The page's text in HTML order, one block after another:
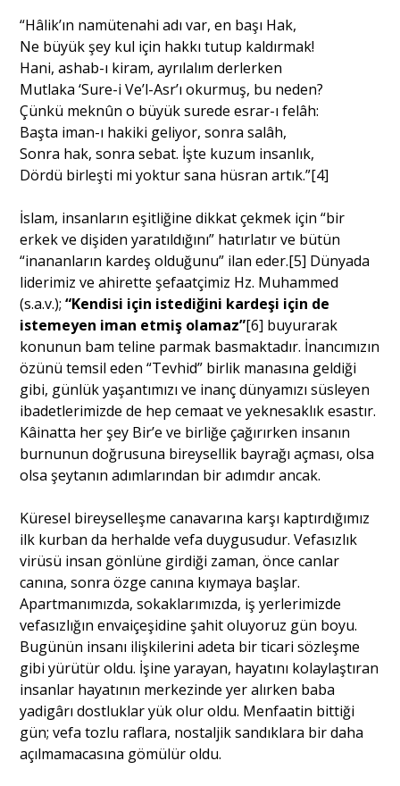
“Hâlik’ın namütenahi adı var, en başı Hak,
Ne büyük şey kul için hakkı tutup kaldırmak!
Hani, ashab-ı kiram, ayrılalım derlerken
Mutlaka ‘Sure-i Ve’l-Asr’ı okurmuş, bu neden?
Çünkü meknûn o büyük surede esrar-ı felâh:
Başta iman-ı hakiki geliyor, sonra salâh,
Sonra hak, sonra sebat. İşte kuzum insanlık,
Dördü birleşti mi yoktur sana hüsran artık.”[4]
İslam, insanların eşitliğine dikkat çekmek için “bir
erkek ve dişiden yaratıldığını” hatırlatır ve bütün
“inananların kardeş olduğunu” ilan eder.[5] Dünyada
liderimiz ve ahirette şefaatçimiz Hz. Muhammed
(s.a.v.);“Kendisi için istediğini kardeşi için de
istemeyen iman etmiş olamaz”[6] buyurarak
konunun bam teline parmak basmaktadır. İnancımızın
özünü temsil eden “Tevhid” birlik manasına geldiği
gibi, günlük yaşantımızı ve inanç dünyamızı süsleyen
ibadetlerimizde de hep cemaat ve yeknesaklık esastır.
Kâinatta her şey Bir’e ve birliğe çağırırken insanın
burnunun doğrusuna bireysellik bayrağı açması, olsa
olsa şeytanın adımlarından bir adımdır ancak.
Küresel bireyselleşme canavarına karşı kaptırdığımız
ilk kurban da herhalde vefa duygusudur. Vefasızlık
virüsü insan gönlüne girdiği zaman, önce canlar
canına, sonra özge canına kıymaya başlar.
Apartmanımızda, sokaklarımızda, iş yerlerimizde
vefasızlığın envaiçeşidine şahit oluyoruz gün boyu.
Bugünün insanı ilişkilerini adeta bir ticari sözleşme
gibi yürütür oldu. İşine yarayan, hayatını kolaylaştıran
insanlar hayatının merkezinde yer alırken baba
yadigârı dostluklar yük olur oldu. Menfaatin bittiği
gün; vefa tozlu raflara, nostaljik sandıklara bir daha
açılmamacasına gömülür oldu.